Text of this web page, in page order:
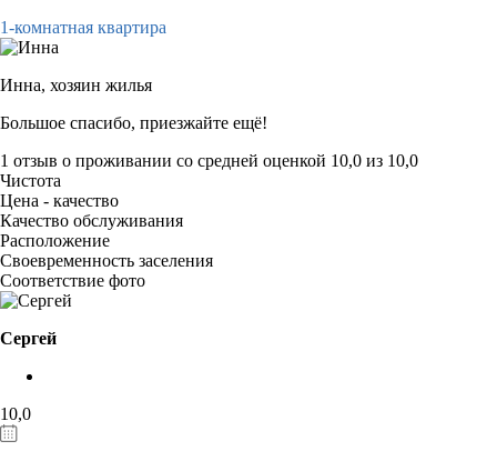
1-комнатная квартира
Инна, хозяин жилья
Большое спасибо, приезжайте ещё!
1 отзыв о проживании со средней оценкой 10,0 из 10,0
Чистота
Цена - качество
Качество обслуживания
Расположение
Своевременность заселения
Соответствие фото
Сергей
10,0